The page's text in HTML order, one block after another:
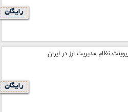
رایگان
نظام مديريت ارز در ایران
رایگان